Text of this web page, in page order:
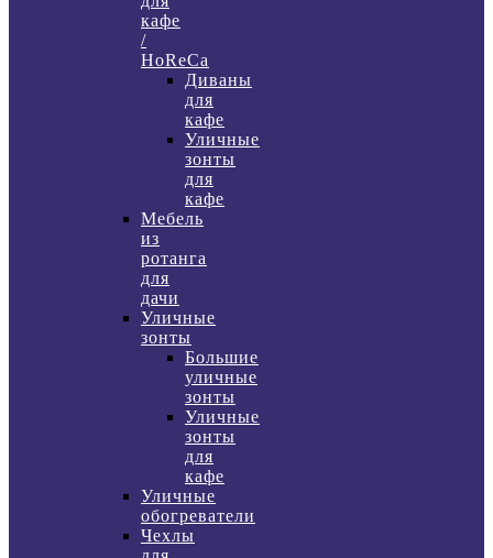
кафе
/
HoReCa
Диваны
для
кафе
Уличные
зонты
для
кафе
Мебель
из
ротанга
для
дачи
Уличные
зонты
Большие
уличные
зонты
Уличные
зонты
для
кафе
Уличные
обогреватели
Чехлы